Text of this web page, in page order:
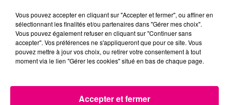
CONSULTANT.E RH INDÉPENDANT.E
Notre cabinet digital, il n’est pas comme les
Vous pouvez accepter en cliquant sur "Accepter et fermer", ou affiner en
sélectionnant les finalités et/ou partenaires dans "Gérer mes choix".
Vous pouvez également refuser en cliquant sur "Continuer sans
accepter". Vos préférences ne s'appliqueront que pour ce site. Vous
pouvez mettre à jour vos choix, ou retirer votre consentement à tout
moment via le lien "Gérer les cookies" situé en bas de chaque page.
Accepter et fermer